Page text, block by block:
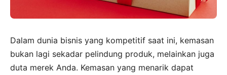
Dalam dunia bisnis yang kompetitif saat ini, kemasan
bukan lagi sekadar pelindung produk, melainkan juga
duta merek Anda. Kemasan yang menarik dapat